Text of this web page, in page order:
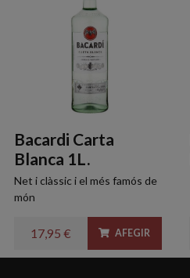
Bacardi Carta
Blanca 1L.
Net i clàssic i el més famós de
món
17,95 € AFEGIR